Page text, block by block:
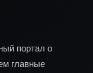
портал о
главные